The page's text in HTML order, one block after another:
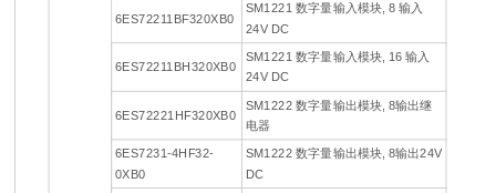
6ES72211BF320XB0
SM1221 数字量输入模块, 8 输入
24V DC
6ES72211BH320XB0
SM1221 数字量输入模块, 16 输入
24V DC
6ES72221HF320XB0
SM1222 数字量输出模块, 8输出继
电器
6ES7231-4HF32-
0XB0
SM1222 数字量输出模块, 8输出24V
DC